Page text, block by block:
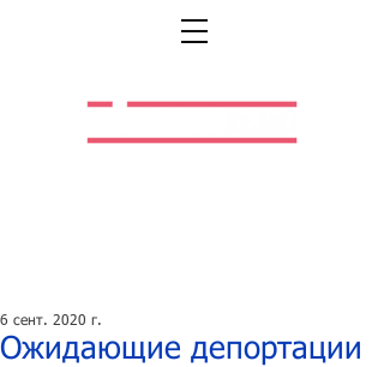
Ожидающие депортации
6 сент. 2020 г.